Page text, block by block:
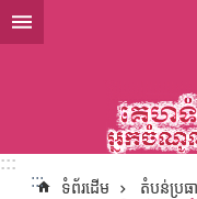
ទៅកាន់មាតិកាប្លុកមាតិកាសំខ
:::
:::
ទំព័រដើម តំបន់ប្រធ